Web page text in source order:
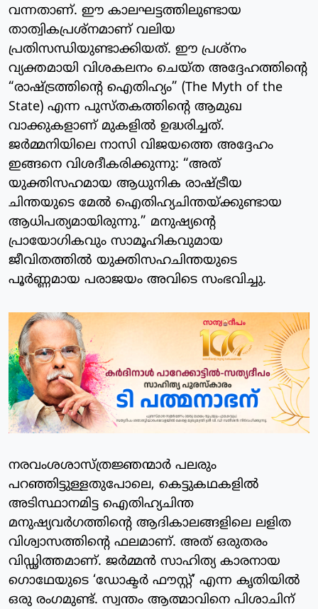
വന്നതാണ്. ഈ കാലഘട്ടത്തിലുണ്ടായ
താത്വികപ്രശ്നമാണ് വലിയ
പ്രതിസന്ധിയുണ്ടാക്കിയത്. ഈ പ്രശ്നം
വ്യക്തമായി വിശകലനം ചെയ്ത അദ്ദേഹത്തിന്റെ
“രാഷ്ട്രത്തിന്റെ ഐതിഹ്യം” (The Myth of the
State) എന്ന പുസ്തകത്തിന്റെ ആമുഖ
വാക്കുകളാണ് മുകളിൽ ഉദ്ധരിച്ചത്.
ജർമ്മനിയിലെ നാസി വിജയത്തെ അദ്ദേഹം
ഇങ്ങനെ വിശദീകരിക്കുന്നു: “അത്
യുക്തിസഹമായ ആധുനിക രാഷ്ട്രീയ
ചിന്തയുടെ മേൽ ഐതിഹ്യചിന്തയ്ക്കുണ്ടായ
ആധിപത്യമായിരുന്നു.” മനുഷ്യന്റെ
പ്രായോഗികവും സാമൂഹികവുമായ
ജീവിതത്തിൽ യുക്തിസഹചിന്തയുടെ
പൂർണ്ണമായ പരാജയം അവിടെ സംഭവിച്ചു.
നരവംശശാസ്ത്രജ്ഞന്മാർ പലരും
പറഞ്ഞിട്ടുള്ളതുപോലെ, കെട്ടുകഥകളിൽ
അടിസ്ഥാനമിട്ട ഐതിഹ്യചിന്ത
മനുഷ്യവർഗത്തിന്റെ ആദികാലങ്ങളിലെ ലളിത
വിശ്വാസത്തിന്റെ ഫലമാണ്. അത് ഒരുതരം
വിഡ്ഢിത്തമാണ്. ജർമ്മൻ സാഹിത്യ കാരനായ
ഗൊഥേയുടെ ‘ഡോക്ടർ ഫൗസ്റ്റ്’ എന്ന കൃതിയിൽ
ഒരു രംഗമുണ്ട്. സ്വന്തം ആത്മാവിനെ പിശാചിന്